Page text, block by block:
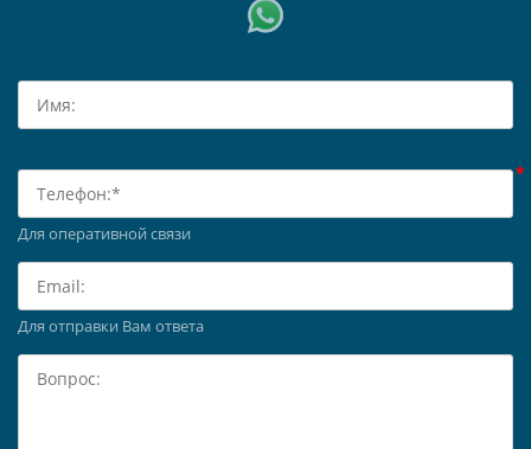
Для оперативной связи
Для отправки Вам ответа